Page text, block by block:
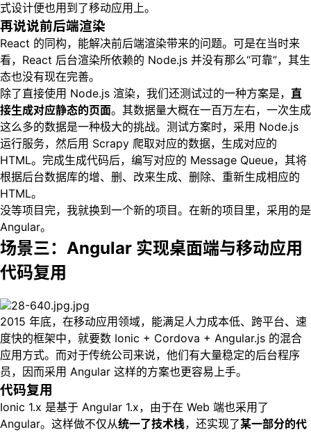
式设计便也用到了移动应用上。
再说说前后端渲染
React 的同构，能解决前后端渲染带来的问题。可是在当时来
看，React 后台渲染所依赖的 Node.js 并没有那么“可靠”，其生
态也没有现在完善。
除了直接使用 Node.js 渲染，我们还测试过的一种方案是， 直
接生成对应静态的页面。其数据量大概在一百万左右，一次生成
这么多的数据是一种极大的挑战。测试方案时，采用 Node.js
运行服务，然后用 Scrapy 爬取对应的数据，生成对应的
HTML。完成生成代码后，编写对应的 Message Queue，其将
根据后台数据库的增、删、改来生成、删除、重新生成相应的
HTML。
没等项目完，我就换到一个新的项目。在新的项目里，采用的是
Angular。
场景三：Angular 实现桌面端与移动应用
代码复用
2015 年底，在移动应用领域，能满足人力成本低、跨平台、速
度快的框架中，就要数 Ionic + Cordova + Angular.js 的混合
应用方式。而对于传统公司来说，他们有大量稳定的后台程序
员，因而采用 Angular 这样的方案也更容易上手。
代码复用
Ionic 1.x 是基于 Angular 1.x，由于在 Web 端也采用了
Angular。这样做不仅从统一了技术栈，还实现了某一部分的代